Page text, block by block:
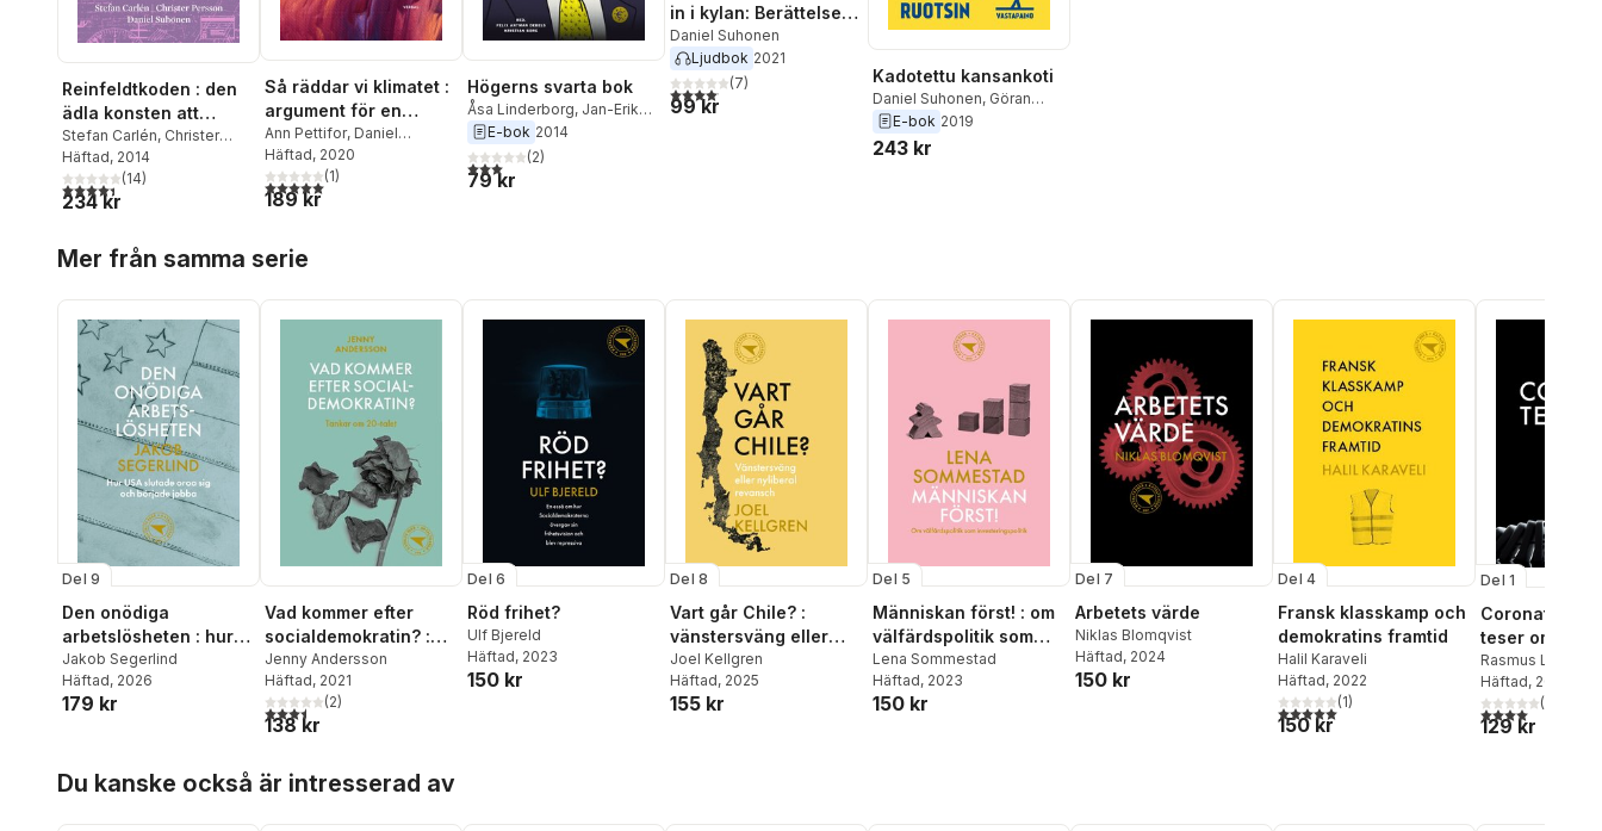
Reinfeldtkoden : den
ädla konsten att
rasera den svenska
modellen
Stefan Carlén, Christer
Persson,Daniel Suhonen
Häftad, 2014
4,4utav 5 stjärnor. Totalt antal röster:
(14)
234 kr
Så räddar vi klimatet :
argument för en
Green New Deal
Ann Pettifor, Daniel
Suhonen
Häftad, 2020
5,0utav 5 stjärnor. Totalt antal röster:
(1)
189 kr
Högerns svarta bok
Åsa Linderborg, Jan-Erik
Pettersson,Kristofer
Flensmarck
Ivar Andersen
Fridén,Linn Hjort,Aron
Etzler,Mikael Nyberg,Felix
Kristian
E-bok 2014
3,0utav 5 stjärnor. Totalt antal röster:
(2)
79 kr
in i kylan: Berättelsen
om Juholts fall och
den nya politiken
Daniel Suhonen
Ljudbok 2021
4,1utav 5 stjärnor. Totalt antal röster:
(7)
99 kr
Kadotettu kansankoti
Daniel Suhonen, Göran
Therborn
E-bok 2019
243 kr
Mer från samma serie
Del 9
Den onödiga
arbetslösheten : hur
USA slutade oroa sig
och började jobba
Jakob Segerlind
Häftad, 2026
179 kr
Vad kommer efter
socialdemokratin? :
tankar om 20-talet
Jenny Andersson
Häftad, 2021
3,5utav 5 stjärnor. Totalt antal röster:
(2)
138 kr
Del 6
Röd frihet?
Ulf Bjereld
Häftad, 2023
150 kr
Del 8
Vart går Chile? :
vänstersväng eller
nyliberal revansch
Joel Kellgren
Häftad, 2025
155 kr
Del 5
Människan först! : om
välfärdspolitik som
investeringspolitik
Lena Sommestad
Häftad, 2023
150 kr
Del 7
Arbetets värde
Niklas Blomqvist
Häftad, 2024
150 kr
Del 4
Fransk klasskamp och
demokratins framtid
Halil Karaveli
Häftad, 2022
5,0utav 5 stjärnor. Totalt antal röster:
(1)
150 kr
Del 1
teser om
hur vi startar
samhället
Rasmus
Häftad, 2020
4,0utav 5(
129 kr
Du kanske också är intresserad av